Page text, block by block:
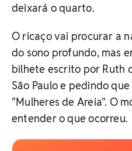
deixará o quarto.
O ricaço vai procurar a
do sono profundo, mas
bilhete escrito por Ruth
São Paulo e pedindo
"Mulheres de Areia". O
entender o que ocorreu.